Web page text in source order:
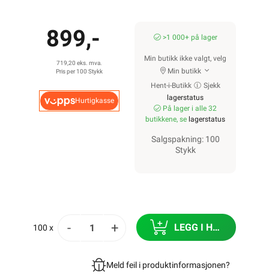
899,-
719,20 eks. mva.
Pris per 100 Stykk
Hurtigkasse
>1 000+ på lager
Min butikk ikke valgt, velg
Min butikk
Hent-i-Butikk
Sjekk
lagerstatus
På lager i alle 32
butikkene, se lagerstatus
Salgspakning: 100
Stykk
100 x - + LEGG I HANDLEKURV
Meld feil i produktinformasjonen?